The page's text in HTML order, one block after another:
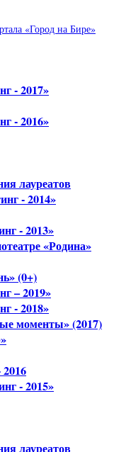
«Город на Бире»
- 2017»
- 2016»
лауреатов
- 2014»
- 2013»
«Родина»
(0+)
– 2019»
- 2018»
моменты» (2017)
- 2015»
лауреатов